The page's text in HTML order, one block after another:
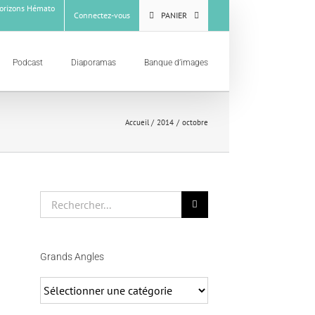
Hémato
Connectez-vous PANIER
Podcast Diaporamas Banque d’images
Accueil 2014 octobre
Grands Angles
Angles